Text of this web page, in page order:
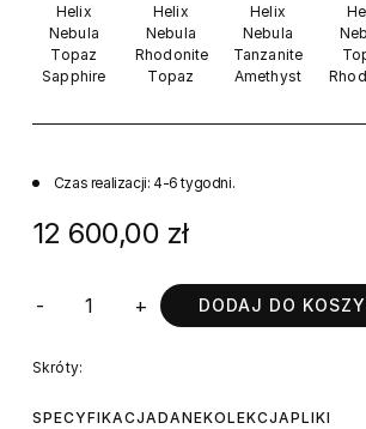
Helix
Nebula
Topaz
Sapphire
Helix
Nebula
Rhodonite
Topaz
Helix
Nebula
Tanzanite
Amethyst
Czas realizacji: 4-6 tygodni.
12 600,00 zł
- + DODAJ DO
Skróty:
SPECYFIKACJADANEKOLEKCJAPLIKI